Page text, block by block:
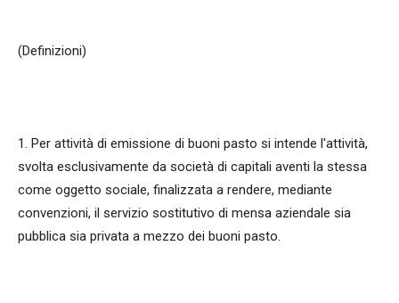
(Definizioni)
1. Per attività di emissione di buoni pasto si intende l'attività,
svolta esclusivamente da società di capitali aventi la stessa
come oggetto sociale, finalizzata a rendere, mediante
convenzioni, il servizio sostitutivo di mensa aziendale sia
pubblica sia privata a mezzo dei buoni pasto.